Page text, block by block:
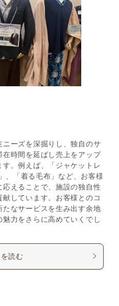
ーズを深掘りし、独自のサ
時間を延ばし売上をアップ
。例えば、「ジャケットレ
、「着る毛布」など、お客様
えることで、施設の独自性
しています。お客様とのコ
たなサービスを生み出す余地
力をさらに高めていくでし
読む